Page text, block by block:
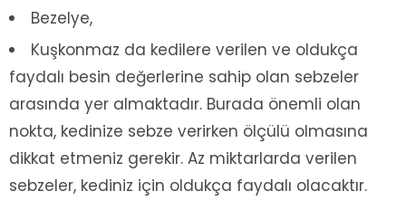
Bezelye,
Kuşkonmaz da kedilere verilen ve oldukça
faydalı besin değerlerine sahip olan sebzeler
arasında yer almaktadır. Burada önemli olan
nokta, kedinize sebze verirken ölçülü olmasına
dikkat etmeniz gerekir. Az miktarlarda verilen
sebzeler, kediniz için oldukça faydalı olacaktır.